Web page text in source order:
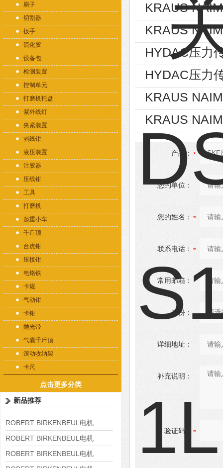
刷子
切割器
扳手
硫化胶
设备包
检测装置
控制单元
打磨机托盘
紫外线灯
夹紧装置
剥线钳
液压装置
注胶器
压线钳
工具
打磨机
起重小车
千斤顶
台虎钳
压接钳
电烙铁
卡规
气动钳
卡钳
抛光带
气囊千斤顶
滚动收纳架
卡尺
点击更多分类
新品推荐
ROBERT BIRKENBEUL电机
8APE225M-4-IE3
ROBERT BIRKENBEUL电机
8APE180L-4 IE3
ROBERT BIRKENBEUL电机
KRAUS
KRAUS
HYDAC压力
HYDAC压力
KRAUS
KRAUS
产品：
您的单位：
您的姓名：
联系电话：
常用邮箱：
省份：
详细地址：
补充说明：
验证码：